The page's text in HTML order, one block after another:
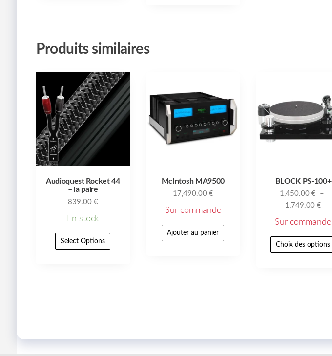
Produits similaires
Audioquest Rocket 44
– la paire
839.00 €
En stock
Select Options
McIntosh MA9500
17,490.00 €
Sur commande
Ajouter au panier
BLOCK PS-100+
1,450.00€ –
1,749.00 €
Sur commande
Choix des options